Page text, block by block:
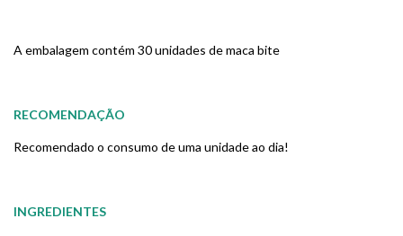
A embalagem contém 30 unidades de maca bite
RECOMENDAÇÃO
Recomendado o consumo de uma unidade ao dia!
INGREDIENTES